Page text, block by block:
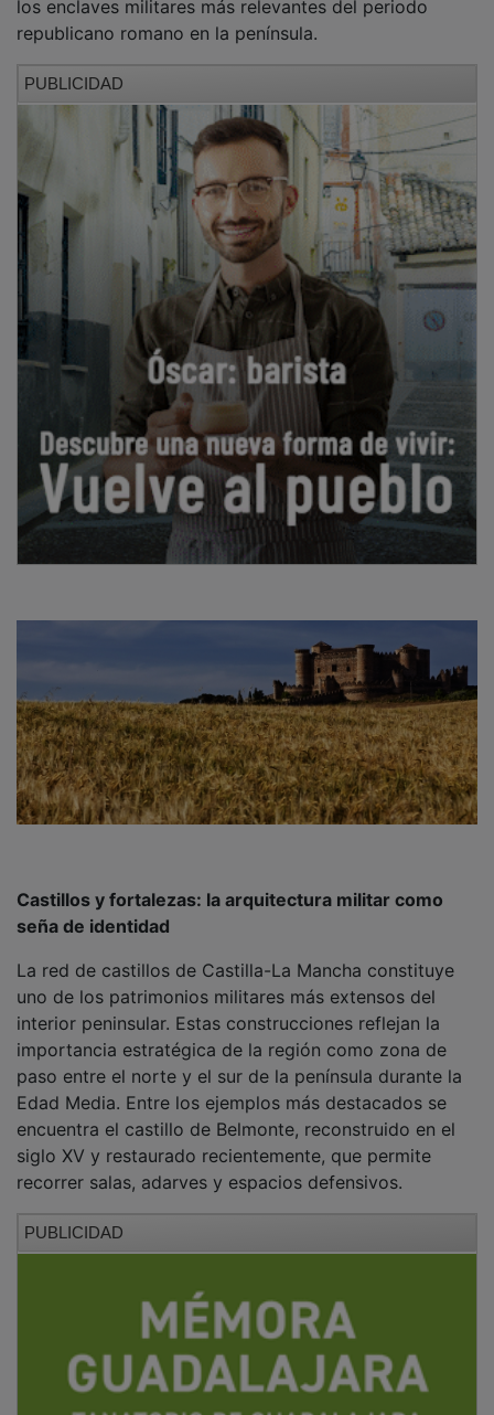
republicano romano en la península.
seña de identidad
uno de los patrimonios militares más extensos del
interior peninsular. Estas construcciones reflejan la
importancia estratégica de la región como zona de
paso entre el norte y el sur de la península durante la
Edad Media. Entre los ejemplos más destacados se
encuentra el castillo de Belmonte, reconstruido en el
siglo XV y restaurado recientemente, que permite
recorrer salas, adarves y espacios defensivos.